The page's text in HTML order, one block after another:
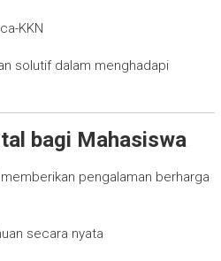
KKN
solutif dalam menghadapi
bagi Mahasiswa
pengalaman berharga
secara nyata